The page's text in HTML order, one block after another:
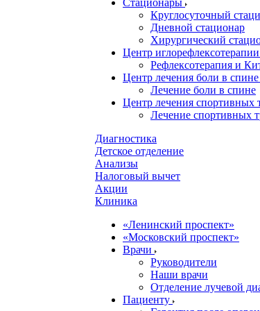
Стационары
Круглосуточный
Дневной стационар
Хирургический
Центр
Рефлексотерапия и
Центр лечения боли в спине
Лечение боли в спине
Центр лечения спортивных
Лечение спортивных
Диагностика
Детское отделение
Анализы
Налоговый вычет
Акции
Клиника
«Ленинский проспект»
«Московский проспект»
Врачи
Руководители
Наши врачи
Отделение лучевой
Пациенту